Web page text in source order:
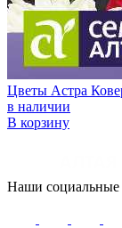
Цветы Астра
в наличии
В корзину
Наши социальные